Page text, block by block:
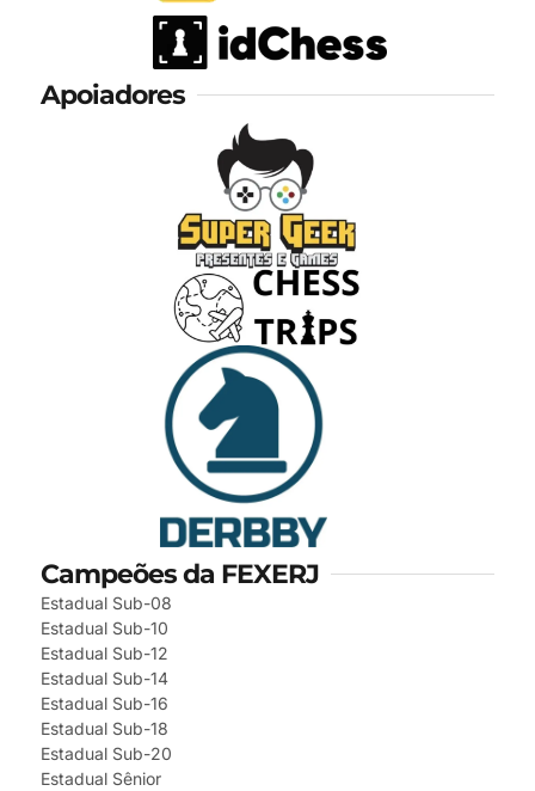
Apoiadores
Campeões da FEXERJ
Estadual Sub-08
Estadual Sub-10
Estadual Sub-12
Estadual Sub-14
Estadual Sub-16
Estadual Sub-18
Estadual Sub-20
Estadual Sênior